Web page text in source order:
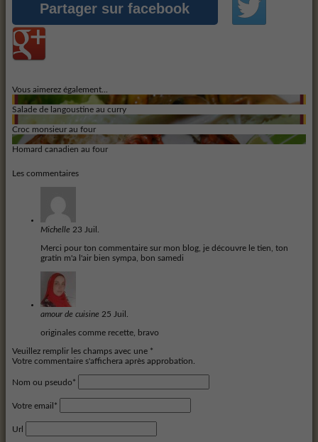
Partager sur facebook
Vous aimerez également...
Salade de langoustine au curry
Croc monsieur au four
Homard canadien au four
Les commentaires
Michelle 23 Juil.
Merci pour ton commentaire sur mon blog, je découvre le tien, ton
gratin m'a l'air bien sympa, bon samedi
amour de cuisine 25 Juil.
originales comme recette, bravo
Veuillez remplir les champs avec une *
Votre commentaire s'affichera après approbation.
Nom ou pseudo*
Votre email*
Url